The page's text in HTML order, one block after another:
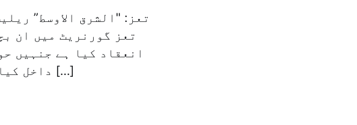
تعز: "الشرق الاوسط”
تعز گورنریٹ میں ان
انعقاد کیا ہے جنہیں
داخل کیا گیا ہے اور بچوں کے گھر والوں نے شاہ سلمان […]